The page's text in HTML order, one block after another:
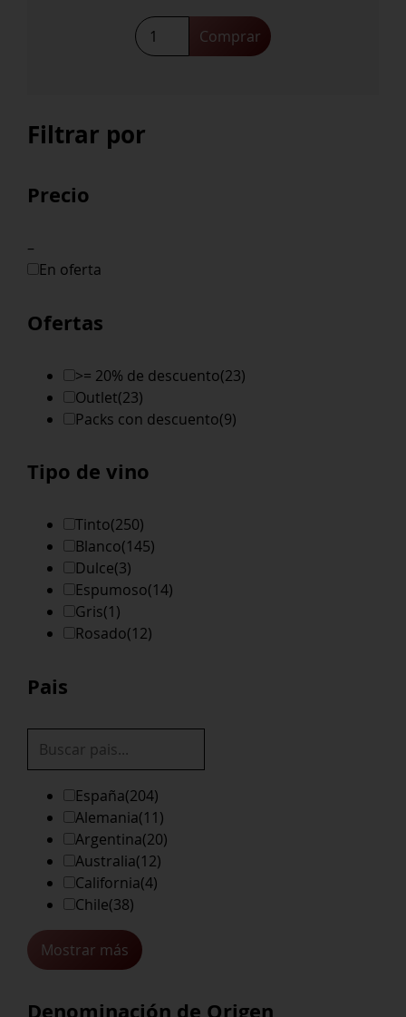
San
Rafael
Comprar
Filtrar por
Precio
–
En oferta
Ofertas
>= 20% de descuento(23)
Outlet(23)
Packs con descuento(9)
Tipo de vino
Tinto(250)
Blanco(145)
Dulce(3)
Espumoso(14)
Gris(1)
Rosado(12)
Pais
España(204)
Alemania(11)
Argentina(20)
Australia(12)
California(4)
Chile(38)
Mostrar más